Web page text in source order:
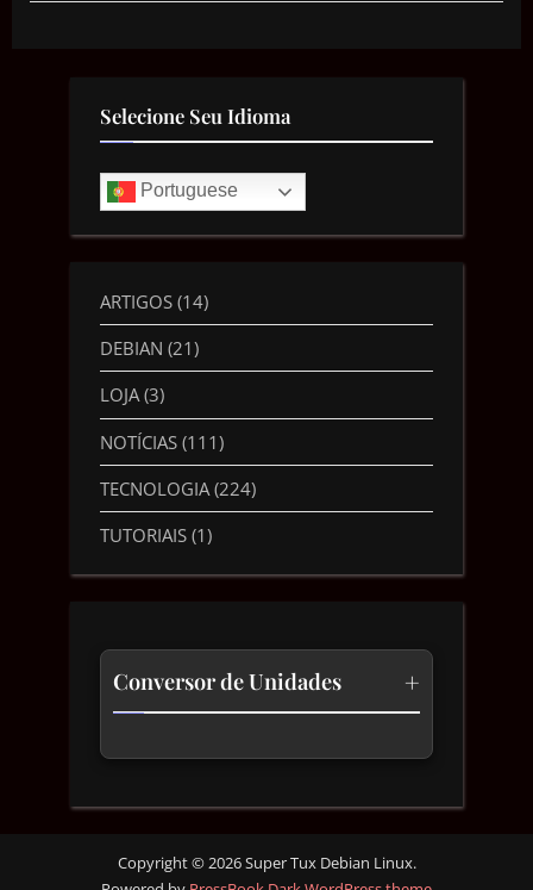
Selecione Seu Idioma
Portuguese
ARTIGOS (14)
DEBIAN (21)
LOJA(3)
NOTÍCIAS (111)
TECNOLOGIA (224)
TUTORIAIS (1)
Conversor de Unidades +
Comprimento
Velocidade
Copyright © 2026 Super Tux Debian Linux.